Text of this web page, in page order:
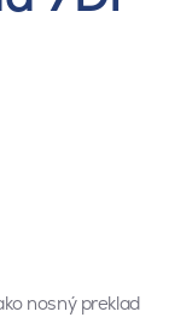
nosný preklad